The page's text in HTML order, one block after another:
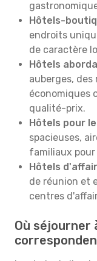
Hôtels-
endroits
de caractère
Hôtels
auberges,
économiques
qualité-prix.
Hôtels pour
spacieuses,
familiaux pour
Hôtels
de réunion et
centres
Où séjourner